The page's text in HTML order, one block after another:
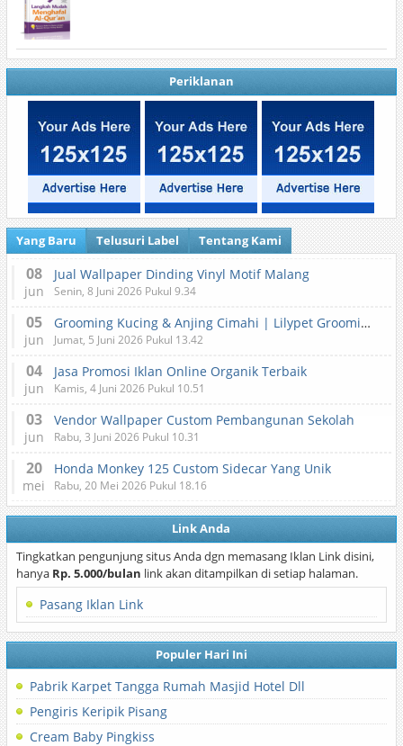
Periklanan
Yang Baru Telusuri Label Tentang Kami
08
jun
Jual Wallpaper Dinding Vinyl Motif Malang
Senin, 8 Juni 2026 Pukul 9.34
05
jun
Grooming Kucing & Anjing Cimahi | Lilypet Grooming & Pet Hotel
Jumat, 5 Juni 2026 Pukul 13.42
04
jun
Jasa Promosi Iklan Online Organik Terbaik
Kamis, 4 Juni 2026 Pukul 10.51
03
jun
Vendor Wallpaper Custom Pembangunan Sekolah
Rabu, 3 Juni 2026 Pukul 10.31
20
mei
Honda Monkey 125 Custom Sidecar Yang Unik
Rabu, 20 Mei 2026 Pukul 18.16
Link Anda
Tingkatkan pengunjung situs Anda dgn memasang Iklan Link disini,
hanya Rp. 5.000/bulan link akan ditampilkan di setiap halaman.
Pasang Iklan Link
Populer Hari Ini
Pabrik Karpet Tangga Rumah Masjid Hotel Dll
Pengiris Keripik Pisang
Cream Baby Pingkiss